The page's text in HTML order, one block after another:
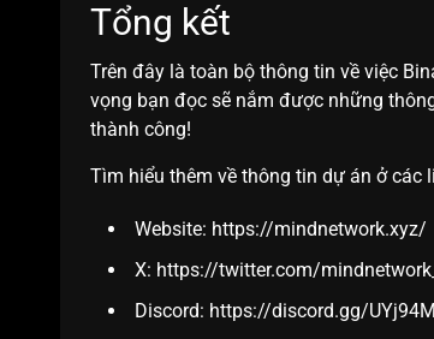
Tổng kết
Trên đây là toàn bộ thông tin về việc
vọng bạn đọc sẽ nắm được những
thành công!
Tìm hiểu thêm về thông tin dự án ở các
Website: https://mindnetwork.xyz/
X: https://twitter.com/
Discord: https://discord.gg/